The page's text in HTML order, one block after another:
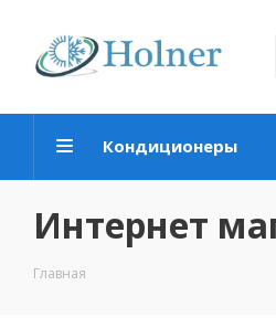
Кондиционеры
Интернет
Главная